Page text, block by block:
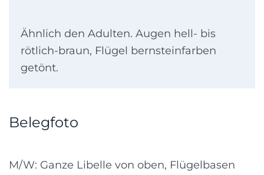
Ähnlich den Adulten. Augen hell- bis
rötlich-braun, Flügel bernsteinfarben
getönt.
Belegfoto
M/W: Ganze Libelle von oben, Flügelbasen